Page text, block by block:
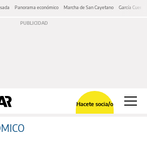
Panorama económico Marcha de San Cayetano García Cuerva
Hacete socia/o